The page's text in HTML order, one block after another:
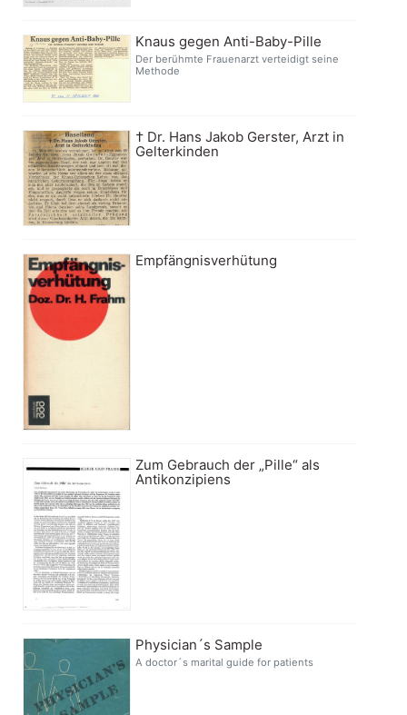
Knaus gegen Anti-Baby-Pille
Der berühmte Frauenarzt verteidigt seine
Methode
† Dr. Hans Jakob Gerster, Arzt in
Gelterkinden
Empfängnisverhütung
Zum Gebrauch der „Pille“ als
Antikonzipiens
Physician´s Sample
A doctor´s marital guide for patients